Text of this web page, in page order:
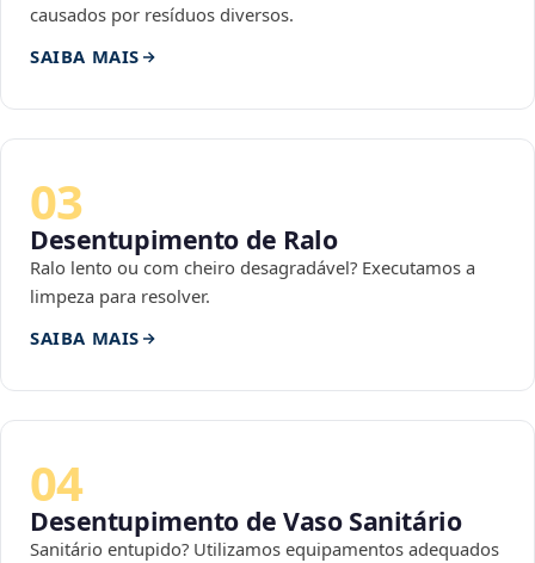
causados por resíduos diversos.
SAIBA MAIS
03
Desentupimento de Ralo
Ralo lento ou com cheiro desagradável? Executamos a
limpeza para resolver.
SAIBA MAIS
04
Desentupimento de Vaso Sanitário
Sanitário entupido? Utilizamos equipamentos adequados